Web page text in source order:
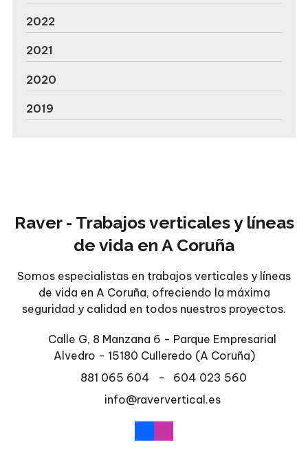
2022
2021
2020
2019
Raver - Trabajos verticales y líneas
de vida en A Coruña
Somos especialistas en trabajos verticales y líneas
de vida en A Coruña, ofreciendo la máxima
seguridad y calidad en todos nuestros proyectos.
Calle G, 8 Manzana 6 - Parque Empresarial
Alvedro - 15180 Culleredo (A Coruña)
881 065 604
-
604 023 560
info@raververtical.es